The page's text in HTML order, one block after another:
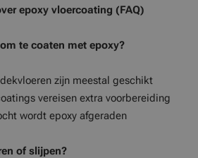
epoxy vloercoating (FAQ)
te coaten met epoxy?
zijn meestal geschikt
vereisen extra voorbereiding
wordt epoxy afgeraden
of slijpen?